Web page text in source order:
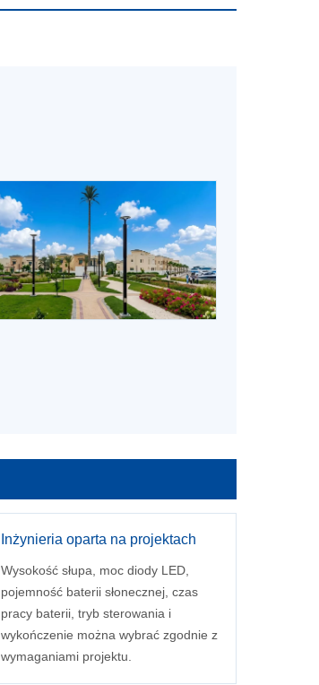
Inżynieria oparta na projektach
Wysokość słupa, moc diody LED,
pojemność baterii słonecznej, czas
pracy baterii, tryb sterowania i
wykończenie można wybrać zgodnie z
wymaganiami projektu.